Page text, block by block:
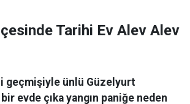
Tarihi Ev Alev Alev
geçmişiyle ünlü Güzelyurt
evde çıka yangın paniğe neden